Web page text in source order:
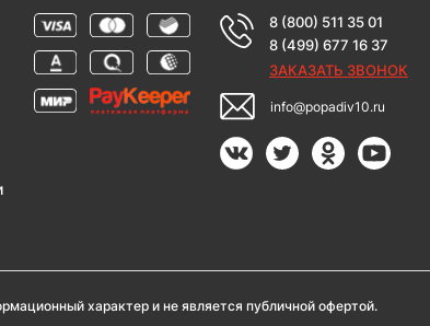
8 (800) 511 35 01
8 (499) 677 16 37
ЗАКАЗАТЬ ЗВОНОК
info@popadiv10.ru
характер и не является публичной офертой.